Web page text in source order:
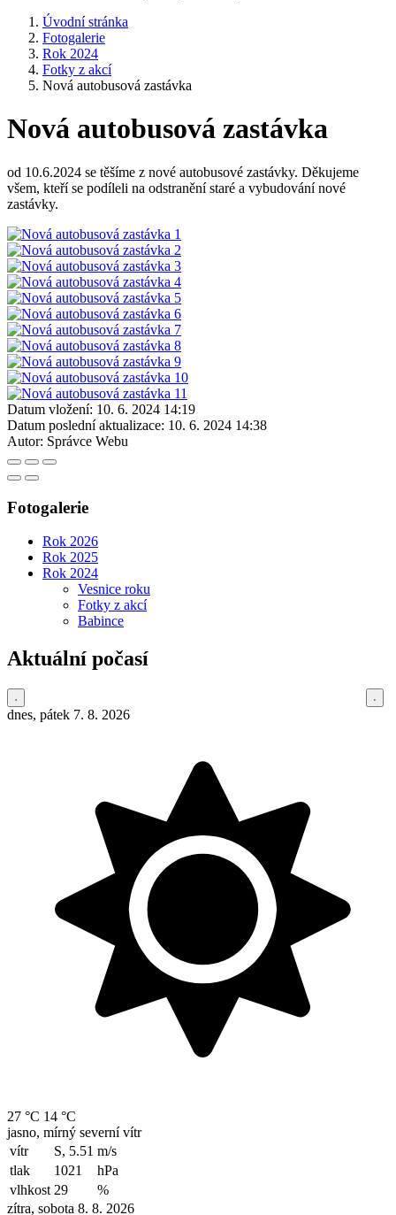
Úvodní stránka
Fotogalerie
Rok 2024
Fotky z akcí
Nová autobusová zastávka
Nová autobusová zastávka
od 10.6.2024 se těšíme z nové autobusové zastávky. Děkujeme
všem, kteří se podíleli na odstranění staré a vybudování nové
zastávky.
Datum vložení: 10. 6. 2024 14:19
Datum poslední aktualizace: 10. 6. 2024 14:38
Autor: Správce Webu
Fotogalerie
Rok 2026
Rok 2025
Rok 2024
Vesnice roku
Fotky z akcí
Babince
Aktuální počasí
dnes, pátek 7. 8. 2026
27 °C 14 °C
jasno, mírný severní vítr
vítr
S, 5.51 m/s
tlak
1021
hPa
vlhkost 29
%
zítra, sobota 8. 8. 2026